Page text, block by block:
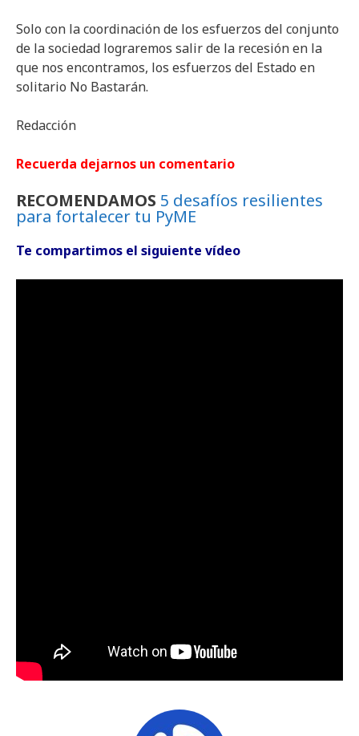
Solo con la coordinación de los esfuerzos del conjunto
de la sociedad lograremos salir de la recesión en la
que nos encontramos, los esfuerzos del Estado en
solitario No Bastarán.
Redacción
Recuerda dejarnos un comentario
RECOMENDAMOS 5 desafíos resilientes
para fortalecer tu PyME
Te compartimos el siguiente vídeo